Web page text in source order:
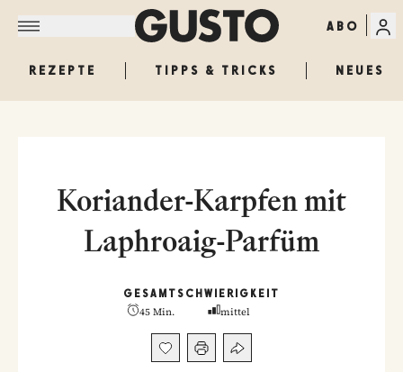
ABO
REZEPTE TIPPS & TRICKS NEUES
Koriander-Karpfen mit
Laphroaig-Parfüm
GESAMT
45 Min.
SCHWIERIGKEIT
mittel